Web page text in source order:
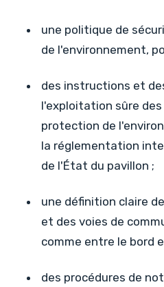
une politique de
de l'environnement,
des instructions et
l'exploitation sûre
protection de
la réglementation
de l'État du pavillon ;
une définition claire
et des voies de
comme entre le bord
des procédures de